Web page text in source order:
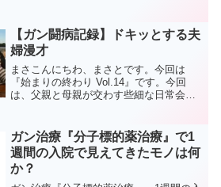
病記「今一度、これまでを振り返って
（１）」今、事実経過や心の...
【ガン闘病記録】ドキッとする夫
婦漫才
まさこんにちわ、まさとです。今回は
『始まりの終わり Vol.14』です。今回
は、父親と母親が交わす些細な日常会話
とする夫婦漫才」というタイトルをつけ
て送ってきたものな...
ガン治療『分子標的薬治療』で1
週間の入院で見えてきたモノは何
か？